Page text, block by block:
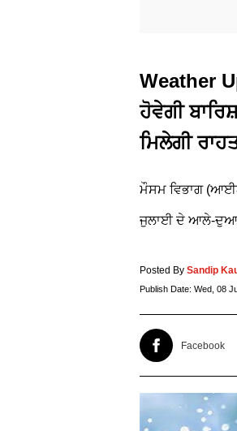
Weather
ਹੋਵੇਗੀ
ਮਿਲੇਗੀ
ਮੌਸਮ ਵਿਭਾਗ
ਜੁਲਾਈ ਦੇ ਆਲੇ-ਦੁਆਲੇ
Posted By Sandip
Publish Date: Wed, 08
Facebook